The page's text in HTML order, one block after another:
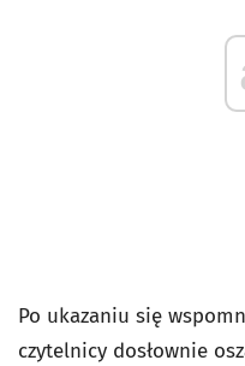
Po ukazaniu się
czytelnicy dosłownie